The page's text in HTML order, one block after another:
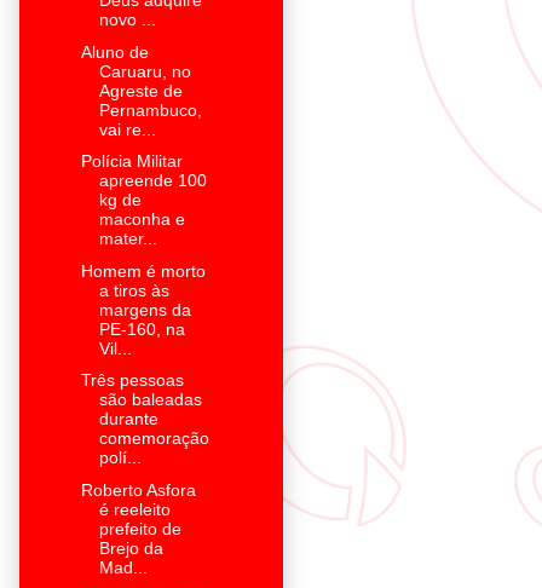
novo ...
Aluno de
Caruaru, no
Agreste de
Pernambuco,
vai re...
Polícia Militar
apreende 100
kg de
maconha e
mater...
Homem é morto
a tiros às
margens da
PE-160, na
Vil...
Três pessoas
são baleadas
durante
comemoração
polí...
Roberto Asfora
é reeleito
prefeito de
Brejo da
Mad...